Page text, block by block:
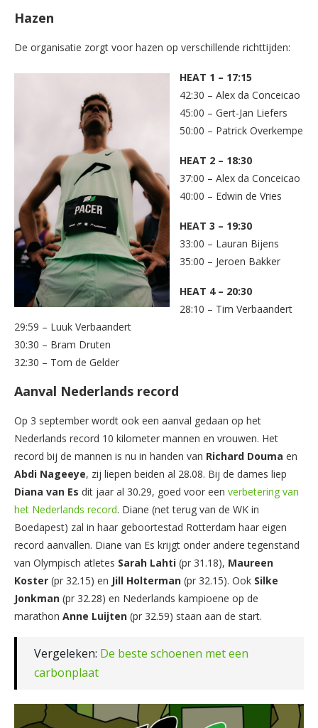
Hazen
De organisatie zorgt voor hazen op verschillende richttijden:
HEAT 1 – 17:15
42:30 – Alex da Conceicao
45:00 – Gert-Jan Liefers
50:00 – Patrick Overkempe
HEAT 2 – 18:30
37:00 – Alex da Conceicao
40:00 – Edwin de Vries
HEAT 3 – 19:30
33:00 – Lauran Bijens
35:00 – Jeroen Bakker
HEAT 4 – 20:30
28:10 – Tim Verbaandert
29:59 – Luuk Verbaandert
30:30 – Bram Druten
32:30 – Tom de Gelder
Aanval Nederlands record
Op 3 september wordt ook een aanval gedaan op het
Nederlands record 10 kilometer mannen en vrouwen. Het
record bij de mannen is nu in handen van Richard Douma en
Abdi Nageeye, zij liepen beiden al 28.08. Bij de dames liep
Diana van Es dit jaar al 30.29, goed voor een verbetering van
het Nederlands record. Diane (net terug van de WK in
Boedapest) zal in haar geboortestad Rotterdam haar eigen
record aanvallen. Diane van Es krijgt onder andere tegenstand
van Olympisch atletes Sarah Lahti (pr 31.18), Maureen
Koster (pr 32.15) en Jill Holterman (pr 32.15). Ook Silke
Jonkman (pr 32.28) en Nederlands kampioene op de
marathon Anne Luijten (pr 32.59) staan aan de start.
Vergeleken: De beste schoenen met een
carbonplaat